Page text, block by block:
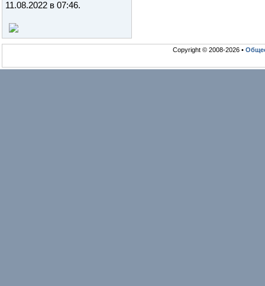
11.08.2022 в 07:46.
Copyright © 2008-2026 •